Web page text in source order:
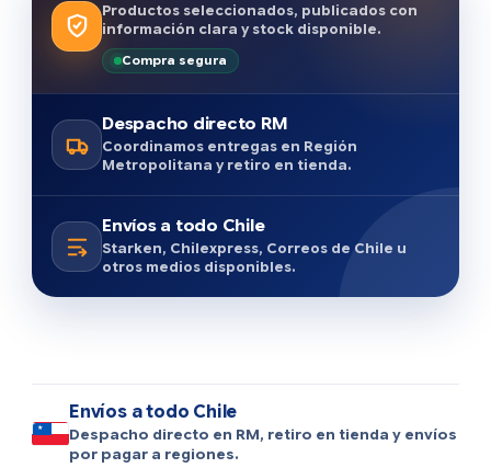
Productos seleccionados, publicados con
información clara y stock disponible.
Compra segura
Despacho directo RM
Coordinamos entregas en Región
Metropolitana y retiro en tienda.
Envíos a todo Chile
Starken, Chilexpress, Correos de Chile u
otros medios disponibles.
Envíos a todo Chile
Despacho directo en RM, retiro en tienda y envíos
por pagar a regiones.